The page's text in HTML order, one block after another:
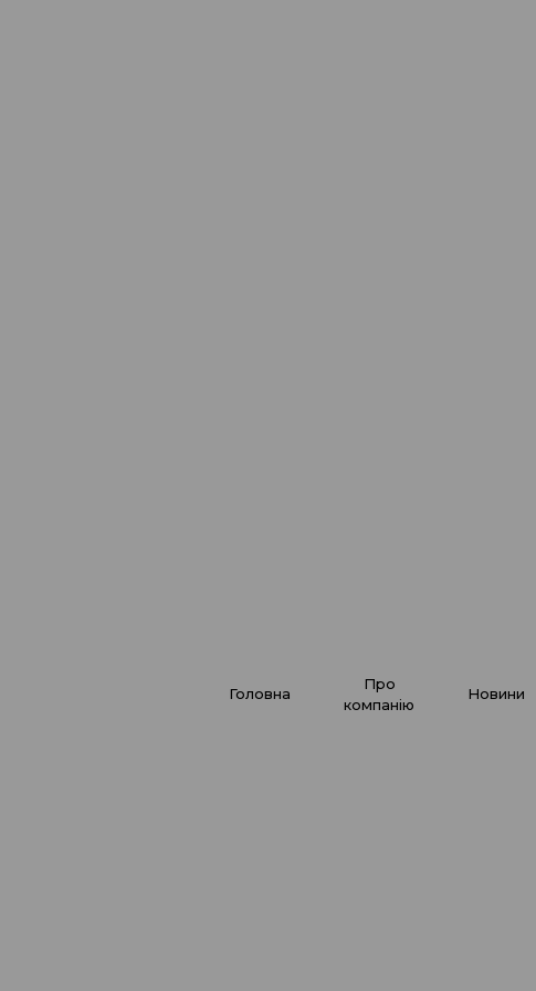
головна
про
компанію
новини
Інтерв'ю зі Світланою
Интервью с директором сети химчисток